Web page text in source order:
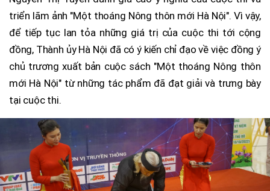
triển lãm ảnh "Một thoáng Nông thôn mới Hà Nội". Vì vậy,
để tiếp tục lan tỏa những giá trị của cuộc thi tới cộng
đồng, Thành ủy Hà Nội đã có ý kiến chỉ đạo về việc đồng ý
chủ trương xuất bản cuộc sách "Một thoáng Nông thôn
mới Hà Nội" từ những tác phẩm đã đạt giải và trưng bày
tại cuộc thi.